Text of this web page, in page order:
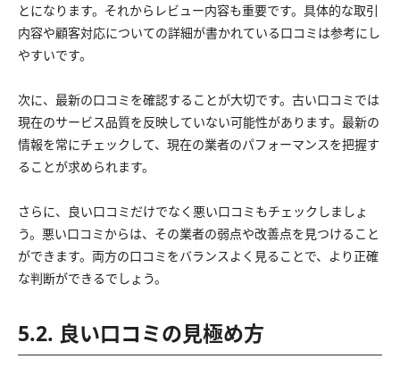
とになります。それからレビュー内容も重要です。具体的な取引
内容や顧客対応についての詳細が書かれている口コミは参考にし
やすいです。
次に、最新の口コミを確認することが大切です。古い口コミでは
現在のサービス品質を反映していない可能性があります。最新の
情報を常にチェックして、現在の業者のパフォーマンスを把握す
ることが求められます。
さらに、良い口コミだけでなく悪い口コミもチェックしましょ
う。悪い口コミからは、その業者の弱点や改善点を見つけること
ができます。両方の口コミをバランスよく見ることで、より正確
な判断ができるでしょう。
5.2. 良い口コミの見極め方